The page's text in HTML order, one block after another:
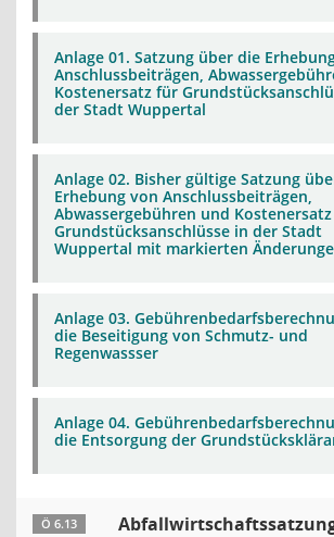
Anlage 01. Satzung über die
Anschlussbeiträgen,
Kostenersatz für
der Stadt Wuppertal
Anlage 02. Bisher gültige Satzung
Erhebung von Anschlussbeiträgen,
Abwassergebühren und
Grundstücksanschlüsse in der Stadt
Wuppertal mit markierten
Anlage 03.
die Beseitigung von Schmutz- und
Regenwassser
Anlage 04.
die Entsorgung der
Ö 6.13